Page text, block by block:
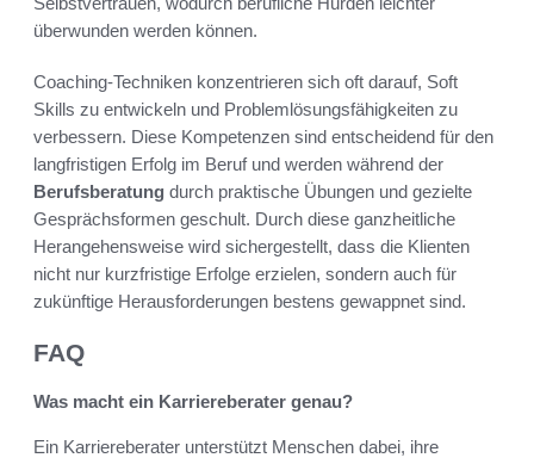
überwunden werden können.
Coaching-Techniken konzentrieren sich oft darauf, Soft
Skills zu entwickeln und Problemlösungsfähigkeiten zu
verbessern. Diese Kompetenzen sind entscheidend für den
langfristigen Erfolg im Beruf und werden während der
Berufsberatung durch praktische Übungen und gezielte
Gesprächsformen geschult. Durch diese ganzheitliche
Herangehensweise wird sichergestellt, dass die Klienten
nicht nur kurzfristige Erfolge erzielen, sondern auch für
zukünftige Herausforderungen bestens gewappnet sind.
FAQ
Was macht ein Karriereberater genau?
Ein Karriereberater unterstützt Menschen dabei, ihre